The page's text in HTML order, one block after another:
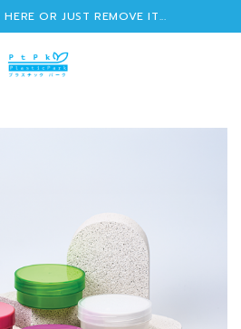
OR JUST REMOVE IT...